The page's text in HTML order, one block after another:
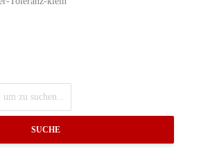
SUCHE